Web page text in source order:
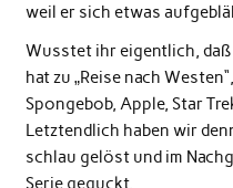
weil er sich etwas
Wusstet ihr eigentlich,
hat zu „Reise nach
Spongebob, Apple, Star
Letztendlich haben wir
schlau gelöst und im
Serie geguckt.